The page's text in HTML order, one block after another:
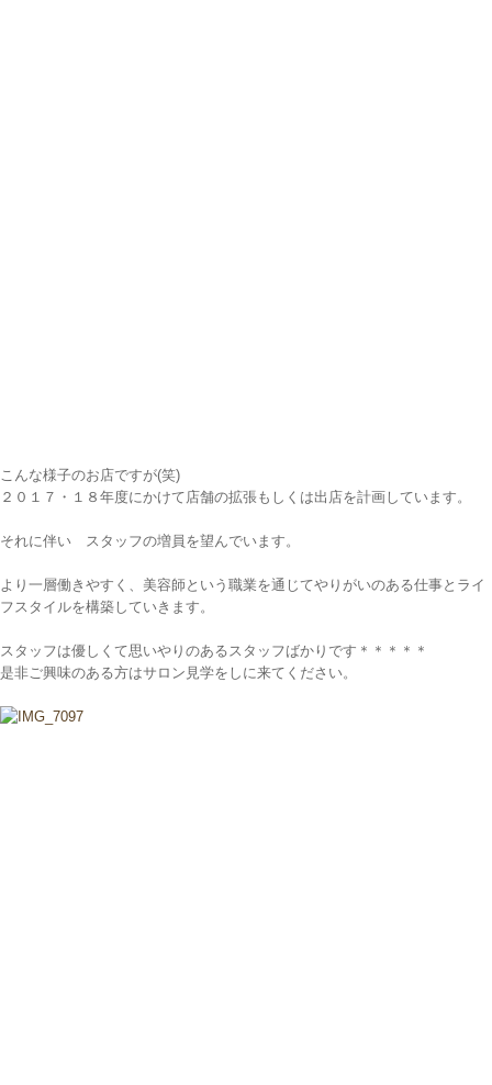
こんな様子のお店ですが(笑)
２０１７・１８年度にかけて店舗の拡張もしくは出店を計画しています。
それに伴い スタッフの増員を望んでいます。
より一層働きやすく、美容師という職業を通じてやりがいのある仕事とライ
フスタイルを構築していきます。
スタッフは優しくて思いやりのあるスタッフばかりです＊＊＊＊＊
是非ご興味のある方はサロン見学をしに来てください。